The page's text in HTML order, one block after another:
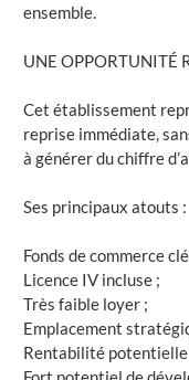
ensemble.
UNE OPPORTUNITÉ
Cet établissement
reprise immédiate,
à générer du chiffre
Ses principaux atouts :
Fonds de commerce
Licence IV incluse ;
Très faible loyer ;
Emplacement
Rentabilité potentielle